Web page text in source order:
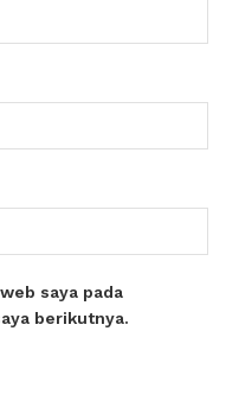
saya pada
berikutnya.